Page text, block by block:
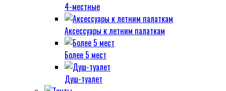
4-местные
Аксессуары к летним палаткам
Более 5 мест
Душ-туалет